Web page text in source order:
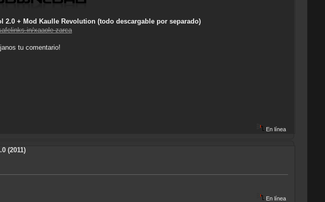
2.0 + Mod Kaulle Revolution (todo descargable por separado)
xaaole-zarca
tu comentario!
En línea
(2011)
En línea